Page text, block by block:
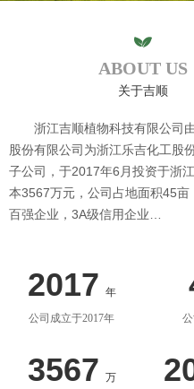
关于吉顺
ABOUT US
浙江吉顺植物科技有限公司
股份有限公司为浙江乐吉化工股
子公司，于2017年6月投资于浙
本3567万元，公司占地面积45亩
百强企业，3A级信用企业…
2017 年
公司成立于2017年
3567 万